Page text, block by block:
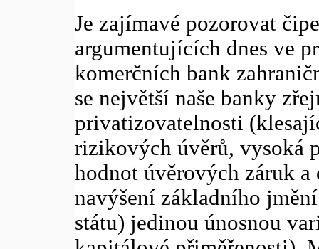
Je zajímavé pozorovat
argumentujících dnes ve
komerčních bank
se největší naše banky
privatizovatelnosti
rizikových úvěrů, vysoká
hodnot úvěrových záruk
navýšení základního
státu) jedinou únosnou